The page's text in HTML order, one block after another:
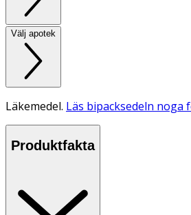
Välj apotek
Läkemedel. Läs bipacksedeln noga
Produktfakta